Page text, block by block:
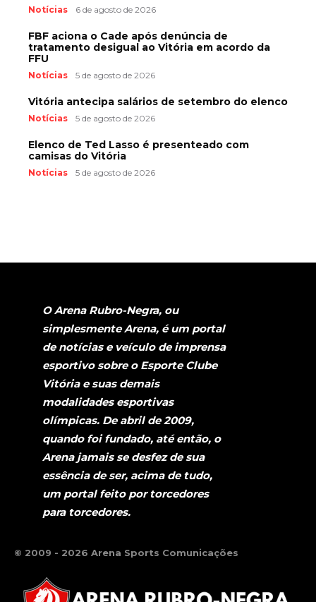
Notícias 6 de agosto de 2026
FBF aciona o Cade após denúncia de
tratamento desigual ao Vitória em acordo da
FFU
Notícias 5 de agosto de 2026
Vitória antecipa salários de setembro do elenco
Notícias 5 de agosto de 2026
Elenco de Ted Lasso é presenteado com
camisas do Vitória
Notícias 5 de agosto de 2026
O Arena Rubro-Negra, ou
simplesmente Arena, é um portal
de notícias e veículo de imprensa
esportivo sobre o Esporte Clube
Vitória e suas demais
modalidades esportivas
olímpicas. De abril de 2009,
quando foi fundado, até então, o
Arena jamais se desfez de sua
essência de ser, acima de tudo,
um portal feito por torcedores
para torcedores.
© 2009 - 2026 Arena Sports Comunicações